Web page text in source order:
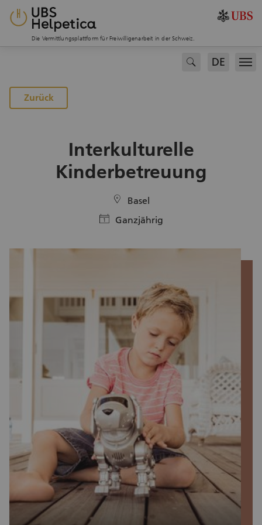
Die Vermittlungsplattform für Freiwilligenarbeit in der Schweiz.
search DE
Zurück
Interkulturelle
Kinderbetreuung
location Basel
calendar Ganzjährig